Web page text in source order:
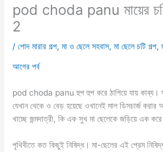
pod choda panu মায়ের
2
/পোদ মারার গল্প,মা ও ছেলে সহবাস,মা ছেলে চটি গল্প,
আগের পর্ব
pod choda panu হুপ হুপ করে ঠাপিয়ে যায় কাব্য।
যেখান থেকে ও বেড় হয়েছে ওখানেই মাল ডিসচার্জ
খাচ্ছে জন্মদাত্রী, কি এক সুখ মা ছেলেকে জড়িয়ে এক করে
পৃথিবীতে কত কিছুই নিষিদ্ধ। মা-ছেলের এই প্রেম